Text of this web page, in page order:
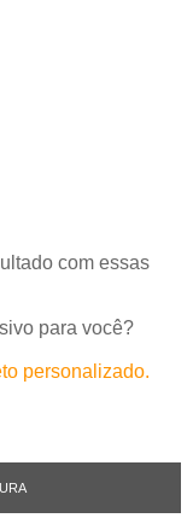
com essas
para você?
personalizado.